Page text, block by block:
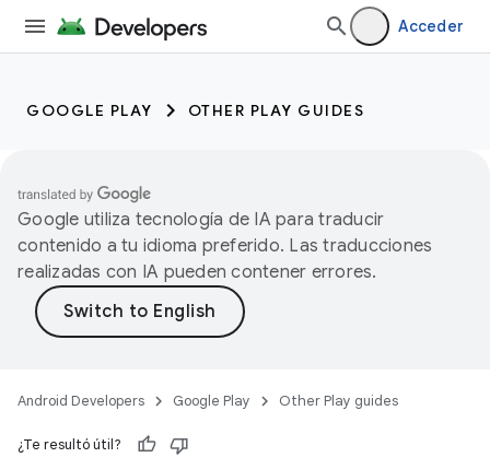
Acceder
GOOGLE PLAY OTHER PLAY GUIDES
Google utiliza tecnología de IA para traducir
contenido a tu idioma preferido. Las traducciones
realizadas con IA pueden contener errores.
Android Developers Google Play Other Play guides
¿Te resultó útil?